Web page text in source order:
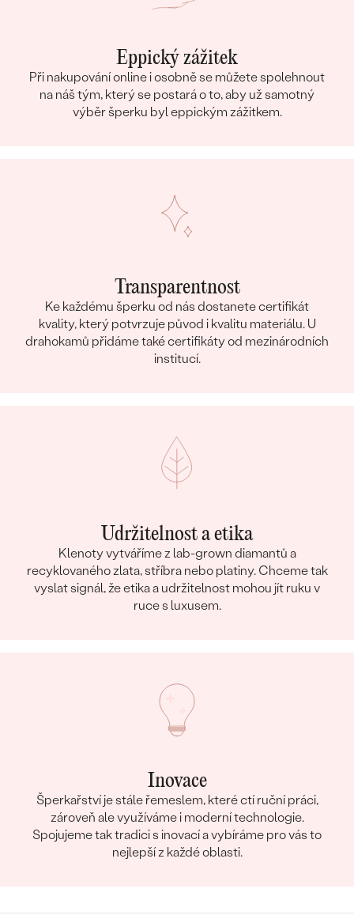
Eppický zážitek
Při nakupování online i osobně se můžete spolehnout
na náš tým, který se postará o to, aby už samotný
výběr šperku byl eppickým zážitkem.
Transparentnost
Ke každému šperku od nás dostanete certifikát
kvality, který potvrzuje původ i kvalitu materiálu. U
drahokamů přidáme také certifikáty od mezinárodních
institucí.
Udržitelnost a etika
Klenoty vytváříme z lab-grown diamantů a
recyklovaného zlata, stříbra nebo platiny. Chceme tak
vyslat signál, že etika a udržitelnost mohou jít ruku v
ruce s luxusem.
Inovace
Šperkařství je stále řemeslem, které ctí ruční práci,
zároveň ale využíváme i moderní technologie.
Spojujeme tak tradici s inovací a vybíráme pro vás to
nejlepší z každé oblasti.